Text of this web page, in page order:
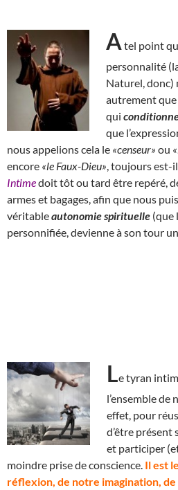
A tel point
personnalité
Naturel, donc)
autrement que
qui
que
nous appelions cela le «censeur» ou
encore «le Faux-Dieu» , toujours est-
Intimedoit tôt ou tard être repéré,
armes et bagages, afin que nous
véritableautonomie spirituelle (que
personnifiée, devienne à son tour
Le tyran
l’ensemble de
effet, pour
d’être présent
et participer
moindre prise de conscience. Il est
réflexion, de notre imagination,